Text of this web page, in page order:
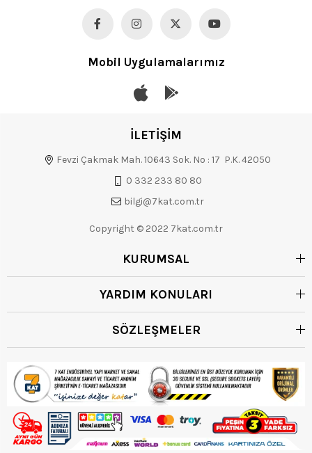
Mobil Uygulamalarımız
İLETİŞİM
Fevzi Çakmak Mah. 10643 Sok. No : 17 P.K. 42050
0 332 233 80 80
bilgi@7kat.com.tr
Copyright © 2022 7kat.com.tr
KURUMSAL
YARDIM KONULARI
SÖZLEŞMELER